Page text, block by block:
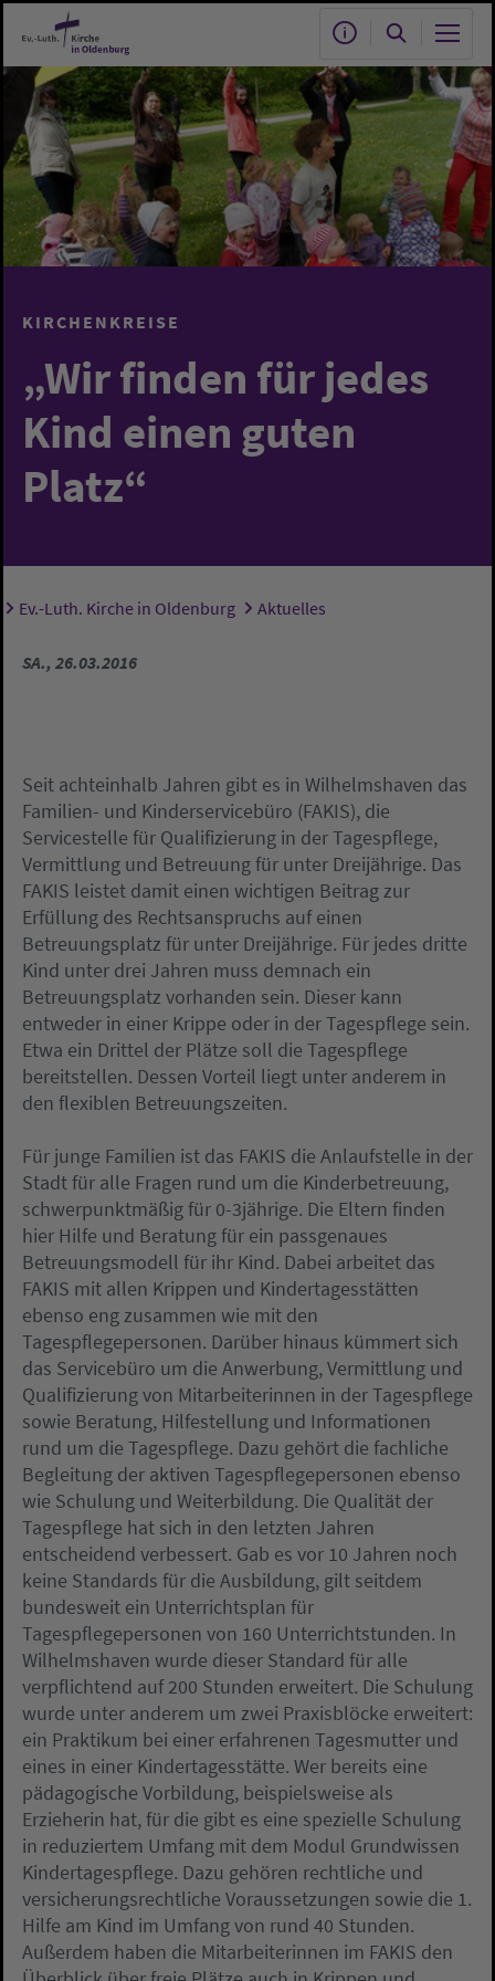
Zum Hauptinhalt springen
KIRCHENKREISE
„Wir finden für jedes
Kind einen guten
Platz“
Sie sind hier:
Ev.-Luth. Kirche in Oldenburg Aktuelles
SA., 26.03.2016
Seit achteinhalb Jahren gibt es in Wilhelmshaven das
Familien- und Kinderservicebüro (FAKIS), die
Servicestelle für Qualifizierung in der Tagespflege,
Vermittlung und Betreuung für unter Dreijährige. Das
FAKIS leistet damit einen wichtigen Beitrag zur
Erfüllung des Rechtsanspruchs auf einen
Betreuungsplatz für unter Dreijährige. Für jedes dritte
Kind unter drei Jahren muss demnach ein
Betreuungsplatz vorhanden sein. Dieser kann
entweder in einer Krippe oder in der Tagespflege sein.
Etwa ein Drittel der Plätze soll die Tagespflege
bereitstellen. Dessen Vorteil liegt unter anderem in
den flexiblen Betreuungszeiten.
Für junge Familien ist das FAKIS die Anlaufstelle in der
Stadt für alle Fragen rund um die Kinderbetreuung,
schwerpunktmäßig für 0-3jährige. Die Eltern finden
hier Hilfe und Beratung für ein passgenaues
Betreuungsmodell für ihr Kind. Dabei arbeitet das
FAKIS mit allen Krippen und Kindertagesstätten
ebenso eng zusammen wie mit den
Tagespflegepersonen. Darüber hinaus kümmert sich
das Servicebüro um die Anwerbung, Vermittlung und
Qualifizierung von Mitarbeiterinnen in der Tagespflege
sowie Beratung, Hilfestellung und Informationen
rund um die Tagespflege. Dazu gehört die fachliche
Begleitung der aktiven Tagespflegepersonen ebenso
wie Schulung und Weiterbildung. Die Qualität der
Tagespflege hat sich in den letzten Jahren
entscheidend verbessert. Gab es vor 10 Jahren noch
keine Standards für die Ausbildung, gilt seitdem
bundesweit ein Unterrichtsplan für
Tagespflegepersonen von 160 Unterrichtstunden. In
Wilhelmshaven wurde dieser Standard für alle
verpflichtend auf 200 Stunden erweitert. Die Schulung
wurde unter anderem um zwei Praxisblöcke erweitert:
ein Praktikum bei einer erfahrenen Tagesmutter und
eines in einer Kindertagesstätte. Wer bereits eine
pädagogische Vorbildung, beispielsweise als
Erzieherin hat, für die gibt es eine spezielle Schulung
in reduziertem Umfang mit dem Modul Grundwissen
Kindertagespflege. Dazu gehören rechtliche und
versicherungsrechtliche Voraussetzungen sowie die 1.
Hilfe am Kind im Umfang von rund 40 Stunden.
Außerdem haben die Mitarbeiterinnen im FAKIS den